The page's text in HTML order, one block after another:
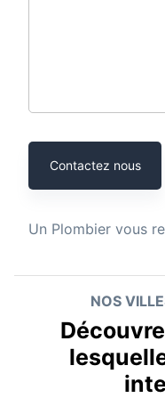
Contactez nous
Un Plombier vous
NOS